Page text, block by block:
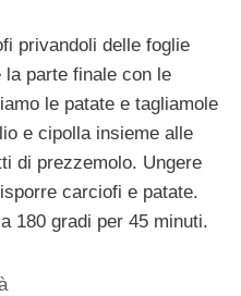
privandoli delle foglie
parte finale con le
le patate e tagliamole
e cipolla insieme alle
di prezzemolo. Ungere
carciofi e patate.
180 gradi per 45 minuti.